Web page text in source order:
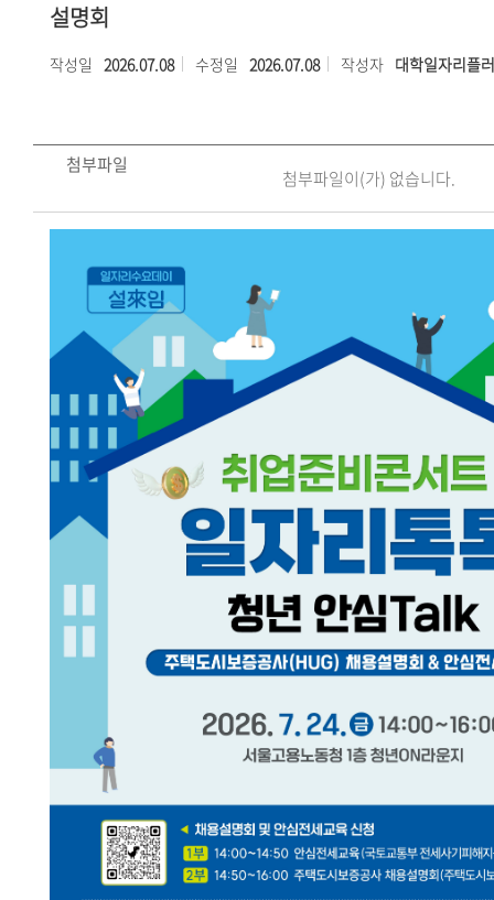
설명회
작성일 2026.07.08 수정일 2026.07.08 작성자 대학일자리플
첨부파일
첨부파일이(가) 없습니다.